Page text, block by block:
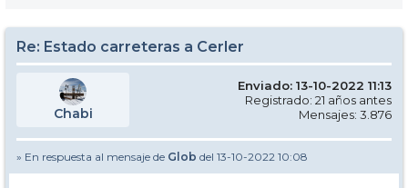
Re: Estado carreteras a Cerler
Chabi
Enviado: 13-10-2022 11:13
Registrado: 21 años antes
Mensajes: 3.876
» En respuesta al mensaje de Glob del 13-10-2022 10:08